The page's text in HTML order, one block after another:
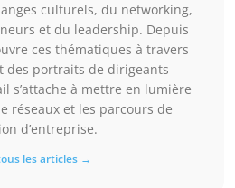
culturels, du networking,
et du leadership. Depuis
ces thématiques à travers
des portraits de dirigeants
s’attache à mettre en lumière
réseaux et les parcours de
d’entreprise.
les articles →